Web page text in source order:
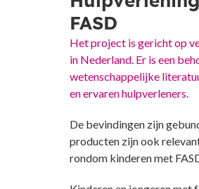
FASD
Het project is gericht op
in Nederland. Er is een
wetenschappelijke
en ervaren hulpverleners.
De bevindingen zijn
producten zijn ook
rondom kinderen met